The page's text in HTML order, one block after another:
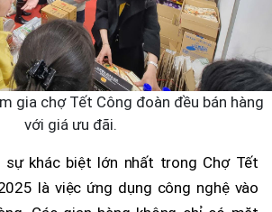
gia chợ Tết Công đoàn đều bán hàng
với giá ưu đãi.
khác biệt lớn nhất trong Chợ Tết
là việc ứng dụng công nghệ vào